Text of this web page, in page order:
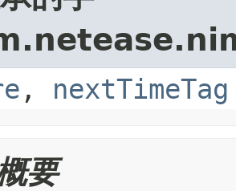
, nextTimeTag
要